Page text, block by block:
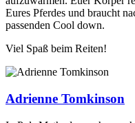
Eures Pferdes und braucht
passenden Cool down.
Viel Spaß beim Reiten!
Adrienne Tomkinson